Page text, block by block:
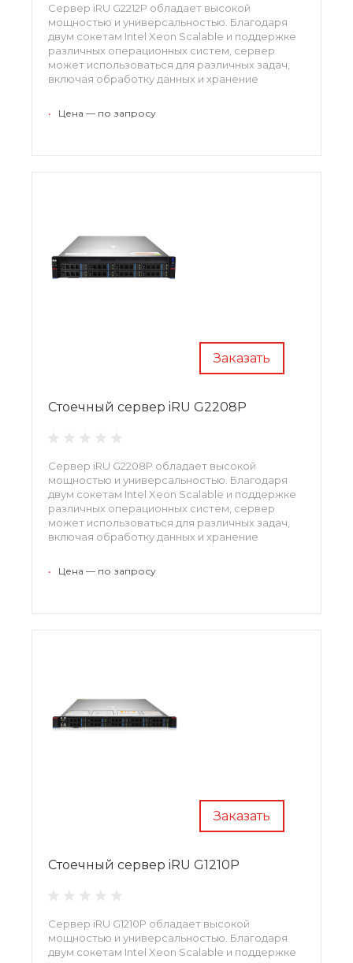
Сервер iRU G2212P обладает высокой
мощностью и универсальностью. Благодаря
двум сокетам Intel Xeon Scalable и поддержке
различных операционных систем, сервер
может использоваться для различных задач,
включая обработку данных и хранение
• Цена — по запросу
Заказать
Стоечный сервер iRU G2208P
Сервер iRU G2208P обладает высокой
мощностью и универсальностью. Благодаря
двум сокетам Intel Xeon Scalable и поддержке
различных операционных систем, сервер
может использоваться для различных задач,
включая обработку данных и хранение
• Цена — по запросу
Заказать
Стоечный сервер iRU G1210P
Сервер iRU G1210P обладает высокой
мощностью и универсальностью. Благодаря
двум сокетам Intel Xeon Scalable и поддержке